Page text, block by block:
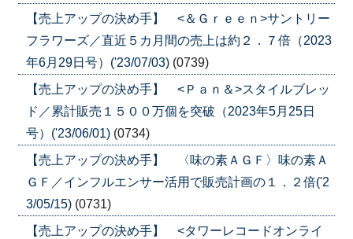
【売上アップの決め手】 <＆Ｇｒｅｅｎ>サントリー
フラワーズ／直近５カ月間の売上は約２．７倍（2023
年6月29日号）('23/07/03) (0739)
【売上アップの決め手】 <Ｐａｎ＆>スタイルブレッ
ド／累計販売１５００万個を突破（2023年5月25日
号）('23/06/01) (0734)
【売上アップの決め手】 〈味の素ＡＧＦ〉味の素Ａ
ＧＦ／インフルエンサー活用で販売計画の１．２倍('2
3/05/15) (0731)
【売上アップの決め手】 <タワーレコードオンライ